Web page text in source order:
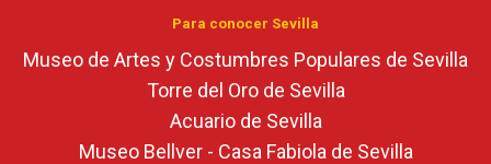
Para conocer Sevilla
Museo de Artes y Costumbres Populares de Sevilla
Torre del Oro de Sevilla
Acuario de Sevilla
Museo Bellver - Casa Fabiola de Sevilla